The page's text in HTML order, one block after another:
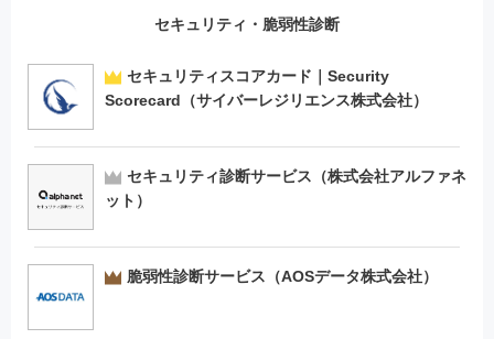
セキュリティ・脆弱性診断
セキュリティスコアカード｜Security
Scorecard（サイバーレジリエンス株式会社）
セキュリティ診断サービス（株式会社アルファネ
ット）
脆弱性診断サービス（AOSデータ株式会社）